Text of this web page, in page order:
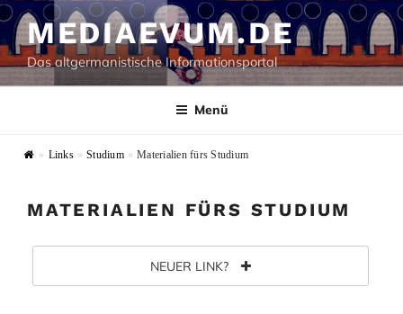
Zum
Inhalt
springen
MEDIAEVUM.DE
Das altgermanistische Informationsportal
Menü
» Links » Studium » Materialien fürs Studium
MATERIALIEN FÜRS STUDIUM
NEUER LINK?